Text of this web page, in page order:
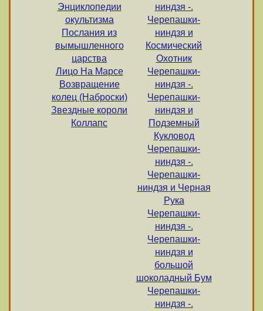
Энциклопедии
окультизма
Послания из
вымышленного
царства
Лицо На Марсе
Возвращение
колец (Наброски)
Звездные короли
Коллапс
ниндзя -.
Черепашки-
ниндзя и
Космический
Охотник
Черепашки-
ниндзя -.
Черепашки-
ниндзя и
Подземный
Кукловод
Черепашки-
ниндзя -.
Черепашки-
ниндзя и Черная
Рука
Черепашки-
ниндзя -.
Черепашки-
ниндзя и
большой
шоколадный Бум
Черепашки-
ниндзя -.